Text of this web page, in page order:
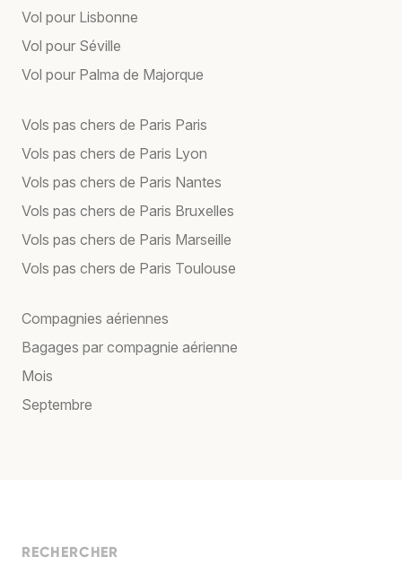
Vol pour Lisbonne
Vol pour Séville
Vol pour Palma de Majorque
Vols pas chers de Paris Paris
Vols pas chers de Paris Lyon
Vols pas chers de Paris Nantes
Vols pas chers de Paris Bruxelles
Vols pas chers de Paris Marseille
Vols pas chers de Paris Toulouse
Compagnies aériennes
Bagages par compagnie aérienne
Mois
Septembre
RECHERCHER